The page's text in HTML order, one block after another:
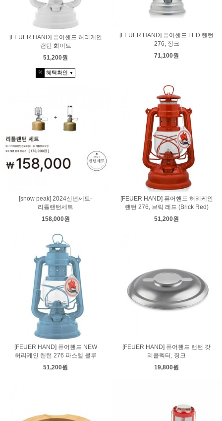
[FEUER HAND] 퓨어핸드 허리케인
랜턴 화이트
51,200원
% 혜택확인 ▼
[FEUER HAND] 퓨어핸드 LED 랜턴
276, 징크
71,100원
[snow peak] 2024신년세트-
리틀랜턴세트
158,000원
[FEUER HAND] 퓨어핸드 허리케인
랜턴 276, 브릭 레드 (Brick Red)
51,200원
[FEUER HAND] 퓨어핸드 NEW
허리케인 랜턴 276 파스텔 블루
51,200원
[FEUER HAND] 퓨어핸드 랜턴 갓
리플렉터, 징크
19,800원